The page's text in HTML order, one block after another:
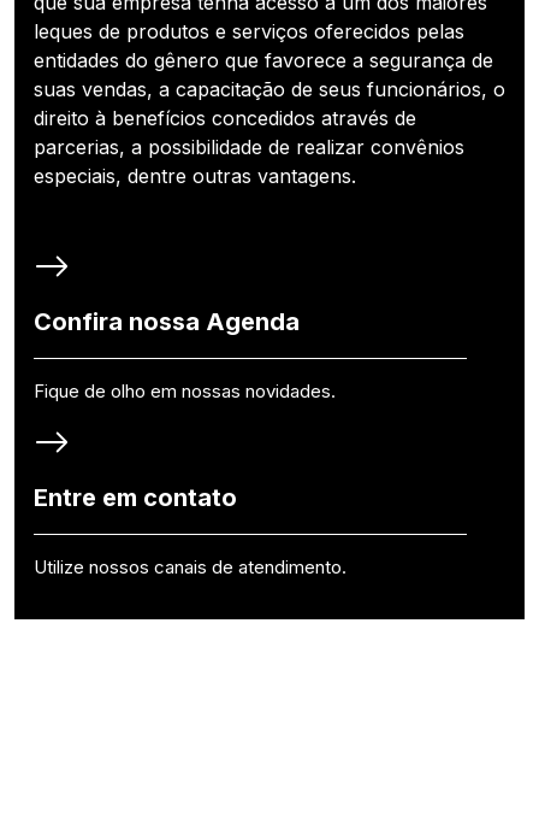
leques de produtos e serviços oferecidos pelas
entidades do gênero que favorece a segurança de
suas vendas, a capacitação de seus funcionários, o
direito à benefícios concedidos através de
parcerias, a possibilidade de realizar convênios
especiais, dentre outras vantagens.
Confira nossa Agenda
Fique de olho em nossas novidades.
Entre em contato
Utilize nossos canais de atendimento.